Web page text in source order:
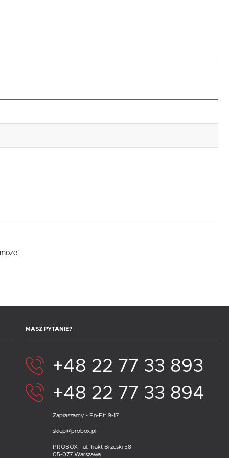
MASZ PYTANIE?
+48 22 77 33 893
+48 22 77 33 894
Zapraszamy - Pn-Pt: 9-17
sklep@probox.pl
PROBOX - ul. Trakt Brzeski 58
05-077 Warszawa